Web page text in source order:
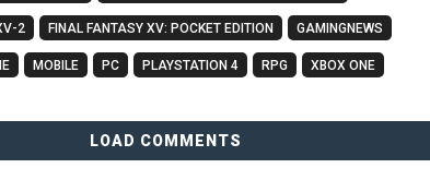
2 FINAL FANTASY XV: POCKET EDITION GAMINGNEWS
MOBILE PC PLAYSTATION 4 RPG XBOX ONE
LOAD COMMENTS